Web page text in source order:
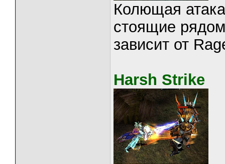
Колющая
стоящие
зависит от
Harsh Strike